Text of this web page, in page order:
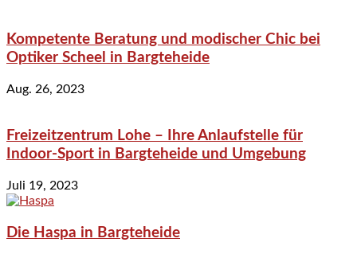
Kompetente Beratung und modischer Chic bei
Optiker Scheel in Bargteheide
Aug. 26, 2023
Freizeitzentrum Lohe – Ihre Anlaufstelle für
Indoor-Sport in Bargteheide und Umgebung
Juli 19, 2023
Die Haspa in Bargteheide